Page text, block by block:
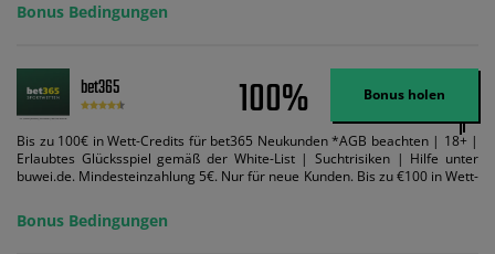
Bonus Bedingungen
bet365 100% Bonus holen
Bis zu 100€ in Wett-Credits für bet365 Neukunden *AGB beachten | 18+ |
Erlaubtes Glücksspiel gemäß der White-List | Suchtrisiken | Hilfe unter
buwei.de. Mindesteinzahlung 5€. Nur für neue Kunden. Bis zu €100 in Wett-
ein und wir geben Ihnen die entsprechende qualifizierende Einzahlung in
Wett-Credits, wenn Sie qualifizierende Wetten im gleichen Wert platzieren
Bonus Bedingungen